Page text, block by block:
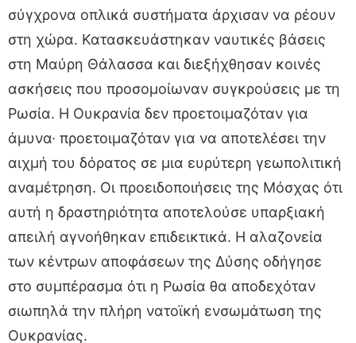
σύγχρονα οπλικά συστήματα άρχισαν να ρέουν
στη χώρα. Κατασκευάστηκαν ναυτικές βάσεις
στη Μαύρη Θάλασσα και διεξήχθησαν κοινές
ασκήσεις που προσομοίωναν συγκρούσεις με τη
Ρωσία. Η Ουκρανία δεν προετοιμαζόταν για
άμυνα· προετοιμαζόταν για να αποτελέσει την
αιχμή του δόρατος σε μια ευρύτερη γεωπολιτική
αναμέτρηση. Οι προειδοποιήσεις της Μόσχας ότι
αυτή η δραστηριότητα αποτελούσε υπαρξιακή
απειλή αγνοήθηκαν επιδεικτικά. Η αλαζονεία
των κέντρων αποφάσεων της Δύσης οδήγησε
στο συμπέρασμα ότι η Ρωσία θα αποδεχόταν
σιωπηλά την πλήρη νατοϊκή ενσωμάτωση της
Ουκρανίας.